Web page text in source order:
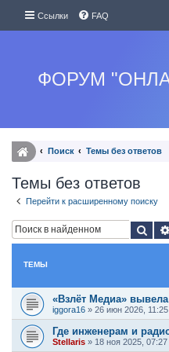
Ссылки FAQ
ФОРУМ
Поиск Темы без ответов
Темы без ответов
Перейти к расширенному поиску
ТЕМЫ
«Взлёт Медиа»
iggora16 » 26 июн 2026, 11:25
Где инженерам и
Stellaris » 18 ноя 2025, 07:27